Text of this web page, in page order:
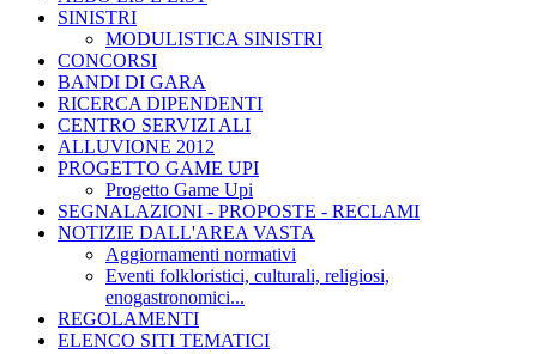
SINISTRI
MODULISTICA SINISTRI
CONCORSI
BANDI DI GARA
RICERCA DIPENDENTI
CENTRO SERVIZI ALI
ALLUVIONE 2012
PROGETTO GAME UPI
Progetto Game Upi
SEGNALAZIONI - PROPOSTE - RECLAMI
NOTIZIE DALL'AREA VASTA
Aggiornamenti normativi
Eventi folkloristici, culturali, religiosi,
enogastronomici...
REGOLAMENTI
ELENCO SITI TEMATICI